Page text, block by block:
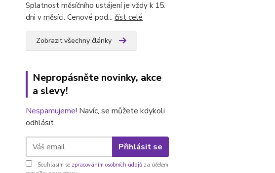
Splatnost měsíčního ustájení je vždy k 15.
dni v měsíci. Cenové pod... číst celé
Zobrazit všechny články
Nepropásněte novinky, akce
a slevy!
Nespamujeme! Navíc, se můžete kdykoli
odhlásit.
Přihlásit se
Souhlasím se zpracováním osobních údajů za účelem